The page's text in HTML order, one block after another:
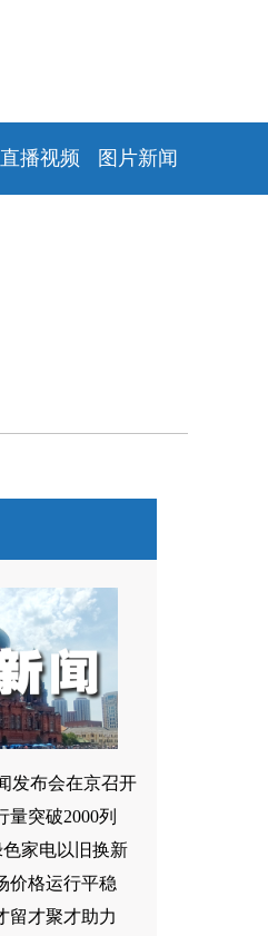
直播视频 图片新闻